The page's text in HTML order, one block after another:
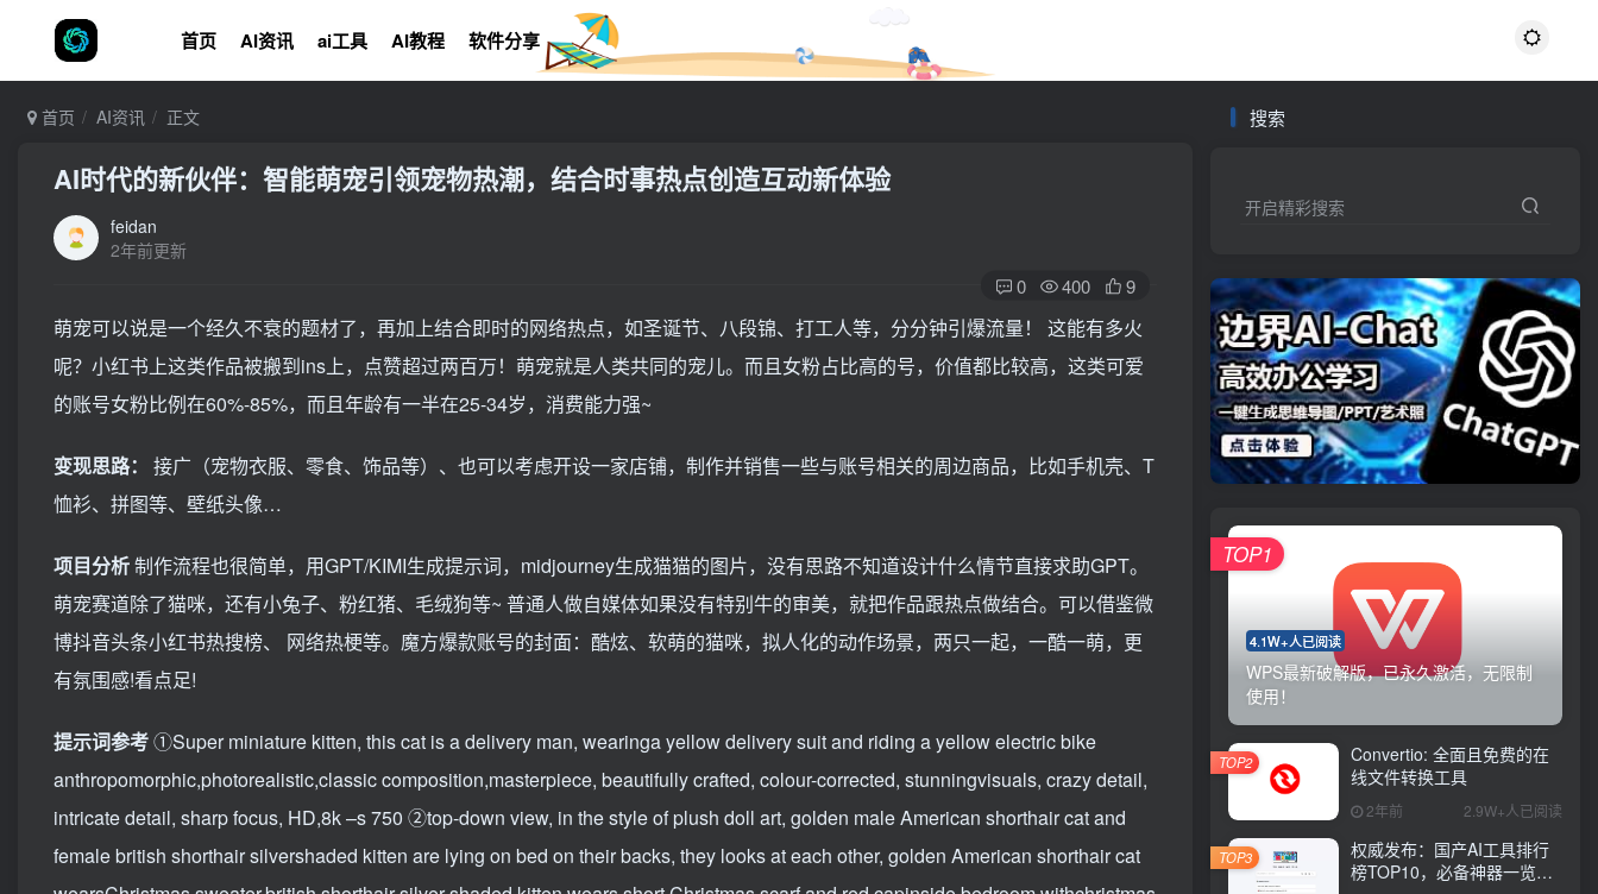
首页 AI资讯 ai工具 AI教程 软件分享
首页 AI资讯 正文
AI时代的新伙伴：智能萌宠引领宠物热潮，结合时事热点创造互动新体验
feidan
2年前更新
0 400 9
萌宠可以说是一个经久不衰的题材了，再加上结合即时的网络热点，如圣诞节、八段锦、打工人等，分分钟引爆流量！ 这能有多火
呢？小红书上这类作品被搬到ins上，点赞超过两百万！萌宠就是人类共同的宠儿。而且女粉占比高的号，价值都比较高，这类可爱
的账号女粉比例在60%-85%，而且年龄有一半在25-34岁，消费能力强~
变现思路：
接广（宠物衣服、零食、饰品等）、也可以考虑开设一家店铺，制作并销售一些与账号相关的周边商品，比如手机壳、T
恤衫、拼图等、壁纸头像…
项目分析制作流程也很简单，用GPT/KIMI生成提示词，midjourney生成猫猫的图片，没有思路不知道设计什么情节直接求助GPT。
萌宠赛道除了猫咪，还有小兔子、粉红猪、毛绒狗等~ 普通人做自媒体如果没有特别牛的审美，就把作品跟热点做结合。可以借鉴微
博抖音头条小红书热搜榜、 网络热梗等。魔方爆款账号的封面：酷炫、软萌的猫咪，拟人化的动作场景，两只一起，一酷一萌，更
有氛围感!看点足!
提示词参考①Super miniature kitten, this cat is a delivery man, wearinga yellow delivery suit and riding a yellow electric bike
anthropomorphic,photorealistic,classic composition,masterpiece, beautifully crafted, colour-corrected, stunningvisuals, crazy detail,
intricate detail, sharp focus, HD,8k –s 750 ②top-down view, in the style of plush doll art, golden male American shorthair cat and
female british shorthair silvershaded kitten are lying on bed on their backs, they looks at each other, golden American shorthair cat
搜索
开启精彩搜索
4.1W+人已阅读
WPS最新破解版，已永久激活，无限制
使用！
TOP1
Convertio: 全面且免费的在
线文件转换工具
2年前 2.9W+人已阅读
TOP2
权威发布：国产AI工具排行
榜TOP10，必备神器一览无
TOP3